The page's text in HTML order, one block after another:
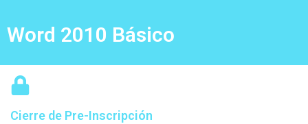
Word 2010 Básico
Cierre de Pre-Inscripción